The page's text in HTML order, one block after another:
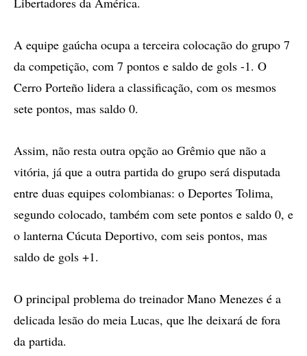
A equipe gaúcha ocupa a terceira colocação do grupo 7
da competição, com 7 pontos e saldo de gols -1. O
Cerro Porteño lidera a classificação, com os mesmos
sete pontos, mas saldo 0.
Assim, não resta outra opção ao Grêmio que não a
vitória, já que a outra partida do grupo será disputada
entre duas equipes colombianas: o Deportes Tolima,
segundo colocado, também com sete pontos e saldo 0, e
o lanterna Cúcuta Deportivo, com seis pontos, mas
saldo de gols +1.
O principal problema do treinador Mano Menezes é a
delicada lesão do meia Lucas, que lhe deixará de fora
da partida.